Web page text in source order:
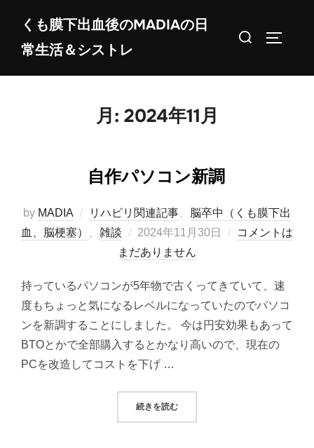
くも膜下出血後のMADIAの日
常生活＆シストレ
検
月: 2024年11月
自作パソコン新調
by MADIA リハビリ関連記事
脳卒中（くも膜下出
血、脳梗塞）
雑談
投
稿
2024年11月30日
コメントは
まだありません
持っているパソコンが5年物で古くってきていて、速
度もちょっと気になるレベルになっていたのでパソコ
ンを新調することにしました。 今は円安効果もあって
BTOとかで全部購入するとかなり高いので、現在の
PCを改造してコストを下げ …
続きを読む“自作パソコン新調”